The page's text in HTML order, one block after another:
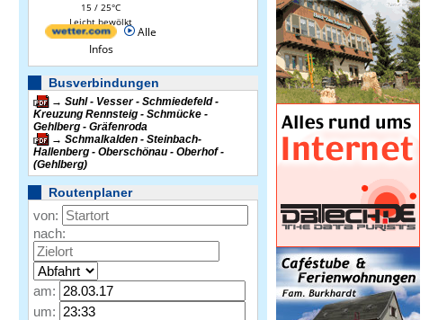
15 / 25°C
Leicht bewölkt
Alle
Infos
Busverbindungen
Suhl - Vesser - Schmiedefeld -
Kreuzung Rennsteig - Schmücke -
Gehlberg - Gräfenroda
Schmalkalden - Steinbach-
Hallenberg - Oberschönau - Oberhof -
(Gehlberg)
Routenplaner
von:
nach:
am:
um: